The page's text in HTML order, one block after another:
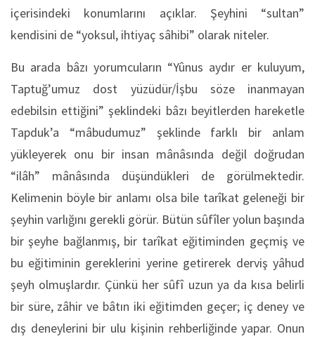
içerisindeki konumlarını açıklar. Şeyhini “sultan”
kendisini de “yoksul, ihtiyaç sâhibi” olarak niteler.
Bu arada bâzı yorumcuların “Yûnus aydır er kuluyum,
Taptuğ’umuz dost yüzüdür/İşbu söze inanmayan
edebilsin ettiğini” şeklindeki bâzı beyitlerden hareketle
Tapduk’a “mâbudumuz” şeklinde farklı bir anlam
yükleyerek onu bir insan mânâsında değil doğrudan
“ilâh” mânâsında düşündükleri de görülmektedir.
Kelimenin böyle bir anlamı olsa bile tarîkat geleneği bir
şeyhin varlığını gerekli görür. Bütün sûfîler yolun başında
bir şeyhe bağlanmış, bir tarîkat eğitiminden geçmiş ve
bu eğitiminin gereklerini yerine getirerek derviş yâhud
şeyh olmuşlardır. Çünkü her sûfî uzun ya da kısa belirli
bir süre, zâhir ve bâtın iki eğitimden geçer; iç deney ve
dış deneylerini bir ulu kişinin rehberliğinde yapar. Onun